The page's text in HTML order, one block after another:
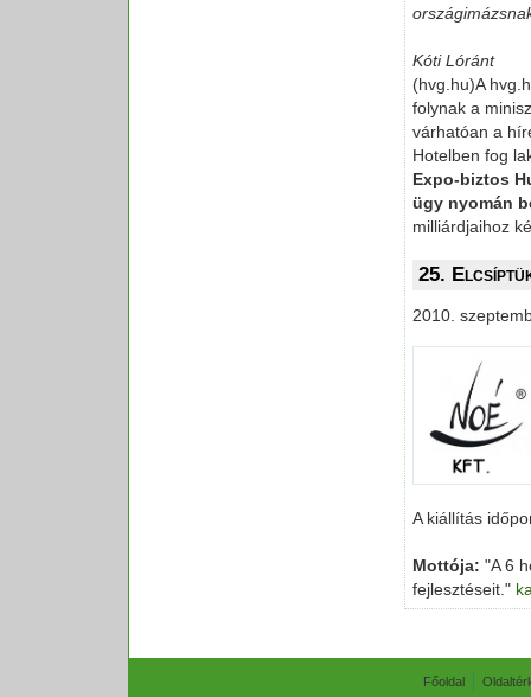
Kóti Lóránt
(hvg.hu)A
folynak a
várhatóan a
Hotelben fog
Expo-biztos
ügy nyomán
milliárdjaihoz
25.
2010.
A kiállítás
Mottója: "A 6
fejlesztéseit."
Főoldal